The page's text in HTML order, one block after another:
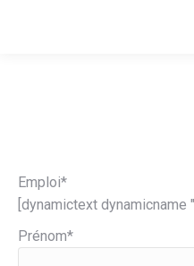
Emploi*
[dynamictext
Prénom*